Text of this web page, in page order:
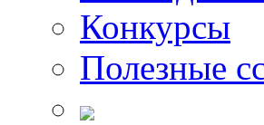
Конкурсы
Полезные